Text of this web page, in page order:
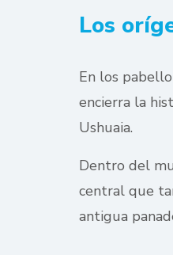
Los
En los
encierra la
Ushuaia.
Dentro del
central que
antigua